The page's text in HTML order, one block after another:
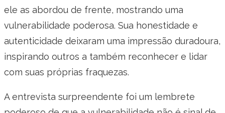
ele as abordou de frente, mostrando uma
vulnerabilidade poderosa. Sua honestidade e
autenticidade deixaram uma impressão duradoura,
inspirando outros a também reconhecer e lidar
com suas próprias fraquezas.
A entrevista surpreendente foi um lembrete